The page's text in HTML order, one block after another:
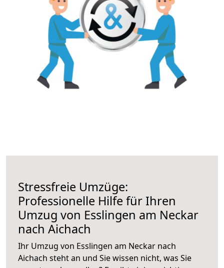
Stressfreie Umzüge:
Professionelle Hilfe für Ihren
Umzug von Esslingen am Neckar
nach Aichach
Ihr Umzug von Esslingen am Neckar nach
Aichach steht an und Sie wissen nicht, was Sie